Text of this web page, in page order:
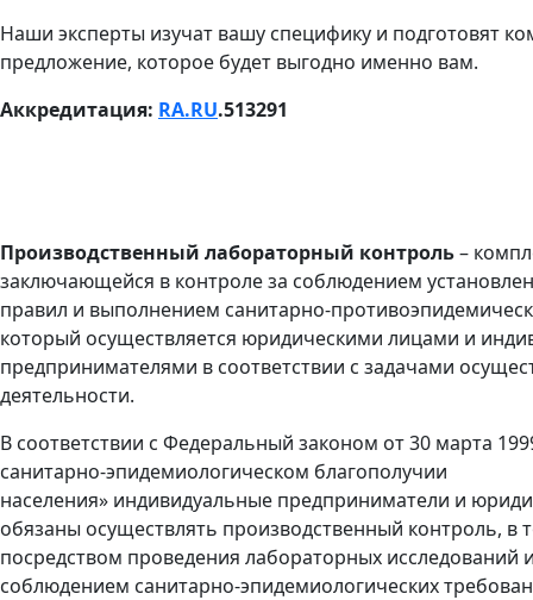
Наши эксперты изучат вашу специфику и подготовят
предложение, которое будет выгодно именно вам.
Аккредитация: RA.RU.513291
Производственный лабораторный контроль–
заключающейся в контроле за соблюдением
правил и выполнением санитарно-
который осуществляется юридическими лицами и
предпринимателями в соответствии с задачами
деятельности.
В соответствии с Федеральный законом от 30 марта
санитарно-эпидемиологическом благополучии
населения» индивидуальные предприниматели и
обязаны осуществлять производственный контроль, в
посредством проведения лабораторных исследований
соблюдением санитарно-эпидемиологических